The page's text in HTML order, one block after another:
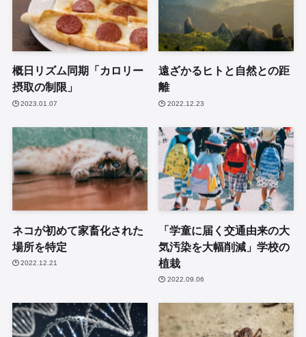
概日リズム同期「カロリー
摂取の制限」
2023.01.07
遠ざかるヒトと自然との距
離
2022.12.23
ネコが初めて家畜化された
場所を特定
2022.12.21
「学童に届く交通由来の大
気汚染を大幅削減」学校の
植栽
2022.09.06